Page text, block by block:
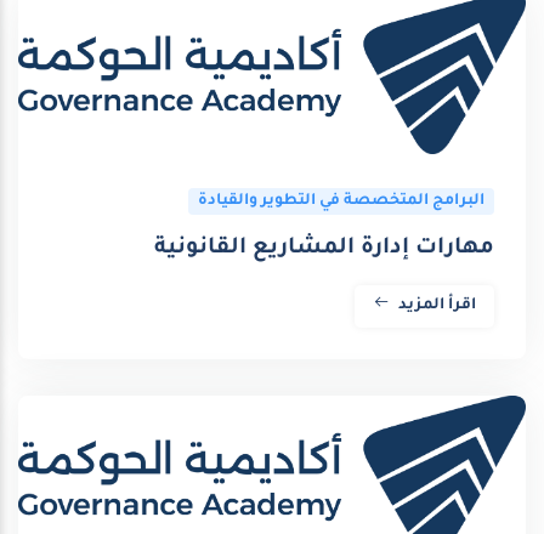
البرامج المتخصصة في التطوير والقيادة
مهارات إدارة المشاريع القانونية
اقرأ المزيد